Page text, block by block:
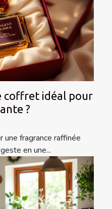
coffret idéal pour
?
une fragrance raffinée
en une...